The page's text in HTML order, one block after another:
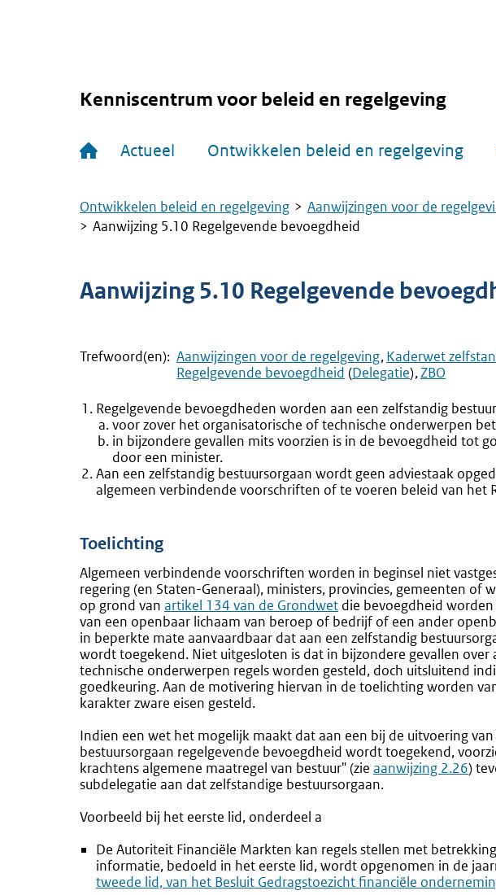
Kenniscentrum voor beleid en regelgeving
Actueel Ontwikkelen beleid en regelgeving
Kruimelpad
Ontwikkelen beleid en regelgeving Aanwijzingen voor de
Aanwijzing 5.10 Regelgevende bevoegdheid
Aanwijzing 5.10 Regelgevende
Trefwoord(en): Aanwijzingen voor de regelgeving Kaderwet
Regelgevende bevoegdheid (Delegatie)ZBO
Regelgevende bevoegdheden worden aan een zelfstandig
voor zover het organisatorische of technische onderwerpen
in bijzondere gevallen mits voorzien is in de bevoegdheid tot
door een minister.
Aan een zelfstandig bestuursorgaan wordt geen adviestaak
algemeen verbindende voorschriften of te voeren beleid van het
Toelichting
Algemeen verbindende voorschriften worden in beginsel niet
regering (en Staten-Generaal), ministers, provincies, gemeenten of
op grond van Externe
link:
artikel 134 van de Grondwet die bevoegdheid
van een openbaar lichaam van beroep of bedrijf of een ander
in beperkte mate aanvaardbaar dat aan een zelfstandig
wordt toegekend. Niet uitgesloten is dat in bijzondere gevallen
technische onderwerpen regels worden gesteld, doch uitsluitend
goedkeuring. Aan de motivering hiervan in de toelichting worden
karakter zware eisen gesteld.
Indien een wet het mogelijk maakt dat aan een bij de uitvoering
bestuursorgaan regelgevende bevoegdheid wordt toegekend,
krachtens algemene maatregel van bestuur" (zie aanwijzing 2.26)
subdelegatie aan dat zelfstandige bestuursorgaan.
Voorbeeld bij het eerste lid, onderdeel a
De Autoriteit Financiële Markten kan regels stellen met
informatie, bedoeld in het eerste lid, wordt opgenomen in de
tweede lid, van het Besluit Gedragstoezicht financiële